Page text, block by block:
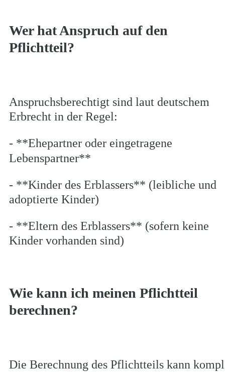
Wer hat Anspruch auf den
Pflichtteil?
Anspruchsberechtigt sind laut deutschem
Erbrecht in der Regel:
- **Ehepartner oder eingetragene
Lebenspartner**
- **Kinder des Erblassers** (leibliche und
adoptierte Kinder)
- **Eltern des Erblassers** (sofern keine
Kinder vorhanden sind)
Wie kann ich meinen Pflichtteil
berechnen?
Die Berechnung des Pflichtteils kann